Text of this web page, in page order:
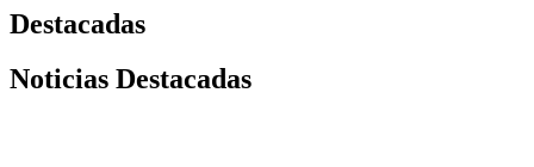
Destacadas
Noticias Destacadas